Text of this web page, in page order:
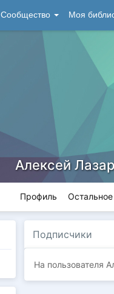
Сообщество Моя
Алексей
Профиль Остальное
Подписчики
На пользователя